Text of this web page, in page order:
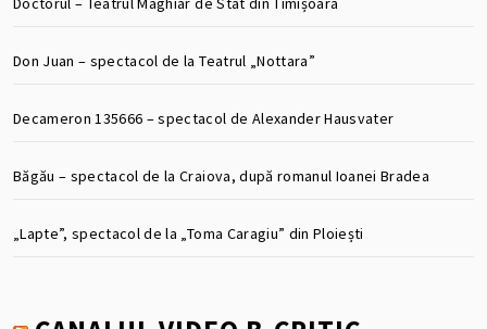
Don Juan – spectacol de la Teatrul „Nottara”
Decameron 135666 – spectacol de Alexander Hausvater
Băgău – spectacol de la Craiova, după romanul Ioanei Bradea
„Lapte”, spectacol de la „Toma Caragiu” din Ploiești